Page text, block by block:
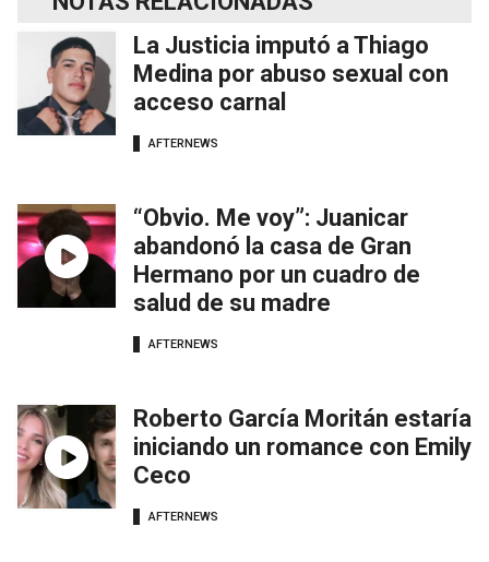
La Justicia imputó a Thiago
Medina por abuso sexual con
acceso carnal
AFTERNEWS
“Obvio. Me voy”: Juanicar
abandonó la casa de Gran
Hermano por un cuadro de
salud de su madre
AFTERNEWS
Roberto García Moritán estaría
iniciando un romance con Emily
Ceco
AFTERNEWS